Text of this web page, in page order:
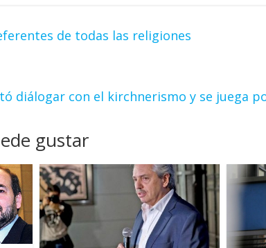
de todas las religiones
diálogar con el kirchnerismo y se juega
gustar